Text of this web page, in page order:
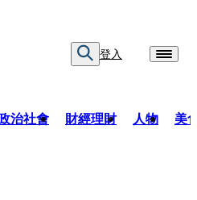
登入
治社會 財經理財 人物 美